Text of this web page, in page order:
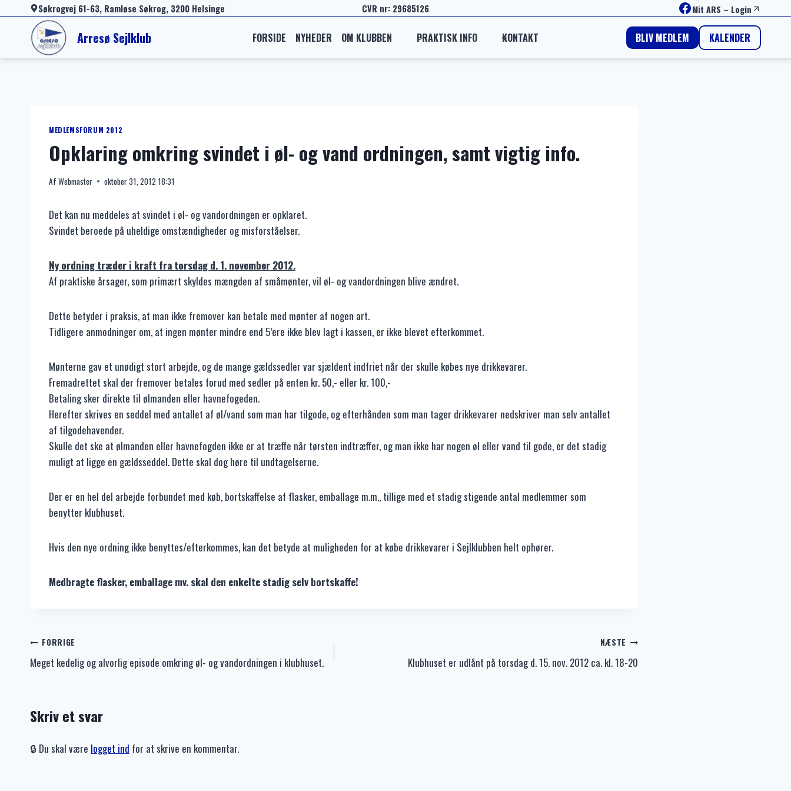
Søkrogvej 61-63, Ramløse Søkrog, 3200 Helsinge CVR nr: 29685126 Facebook
Mit ARS – Login
Arresø Sejlklub FORSIDE NYHEDER OM KLUBBEN PRAKTISK INFO KONTAKT BLIV MEDLEM KALENDER
MEDLEMSFORUM 2012
Opklaring omkring svindet i øl- og vand ordningen, samt vigtig info.
Af Webmaster oktober 31, 2012 18:31
Det kan nu meddeles at svindet i øl- og vandordningen er opklaret.
Svindet beroede på uheldige omstændigheder og misforståelser.
Ny ordning træder i kraft fra torsdag d. 1. november 2012.
Af praktiske årsager, som primært skyldes mængden af småmønter, vil øl- og vandordningen blive ændret.
Dette betyder i praksis, at man ikke fremover kan betale med mønter af nogen art.
Tidligere anmodninger om, at ingen mønter mindre end 5’ere ikke blev lagt i kassen, er ikke blevet efterkommet.
Mønterne gav et unødigt stort arbejde, og de mange gældssedler var sjældent indfriet når der skulle købes nye drikkevarer.
Fremadrettet skal der fremover betales forud med sedler på enten kr. 50,- eller kr. 100,-
Betaling sker direkte til ølmanden eller havnefogeden.
Herefter skrives en seddel med antallet af øl/vand som man har tilgode, og efterhånden som man tager drikkevarer nedskriver man selv antallet
af tilgodehavender.
Skulle det ske at ølmanden eller havnefogden ikke er at træffe når tørsten indtræffer, og man ikke har nogen øl eller vand til gode, er det stadig
muligt at ligge en gældsseddel. Dette skal dog høre til undtagelserne.
Der er en hel del arbejde forbundet med køb, bortskaffelse af flasker, emballage m.m., tillige med et stadig stigende antal medlemmer som
benytter klubhuset.
Hvis den nye ordning ikke benyttes/efterkommes, kan det betyde at muligheden for at købe drikkevarer i Sejlklubben helt ophører.
Medbragte flasker, emballage mv. skal den enkelte stadig selv bortskaffe!
Indlægsnavigation
FORRIGE
Meget kedelig og alvorlig episode omkring øl- og vandordningen i klubhuset.
NÆSTE
Klubhuset er udlånt på torsdag d. 15. nov. 2012 ca. kl. 18-20
Skriv et svar
🔒 Du skal være logget ind for at skrive en kommentar.